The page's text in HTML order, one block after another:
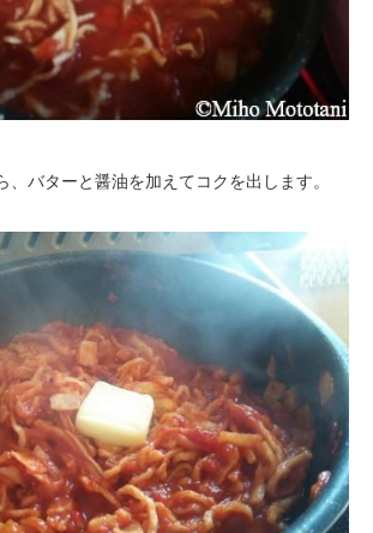
、バターと醤油を加えてコクを出します。